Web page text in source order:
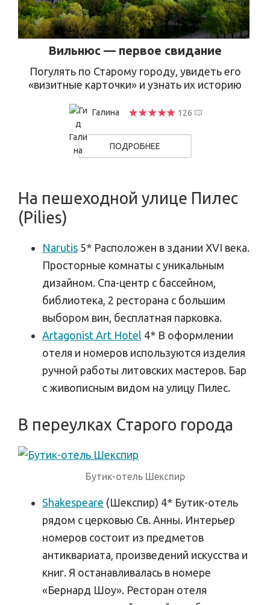
Вильнюс — первое свидание
Погулять по Старому городу, увидеть его
«визитные карточки» и узнать их историю
Галина 126
ПОДРОБНЕЕ
На пешеходной улице Пилес
(Pilies)
Narutis 5* Расположен в здании XVI века.
Просторные комнаты с уникальным
дизайном. Спа-центр с бассейном,
библиотека, 2 ресторана с большим
выбором вин, бесплатная парковка.
Artagonist Art Hotel 4* В оформлении
отеля и номеров используются изделия
ручной работы литовских мастеров. Бар
с живописным видом на улицу Пилес.
В переулках Старого города
Бутик-отель Шекспир
Shakespeare (Шекспир) 4* Бутик-отель
рядом с церковью Св. Анны. Интерьер
номеров состоит из предметов
антиквариата, произведений искусства и
книг. Я останавливалась в номере
«Бернард Шоу». Ресторан отеля